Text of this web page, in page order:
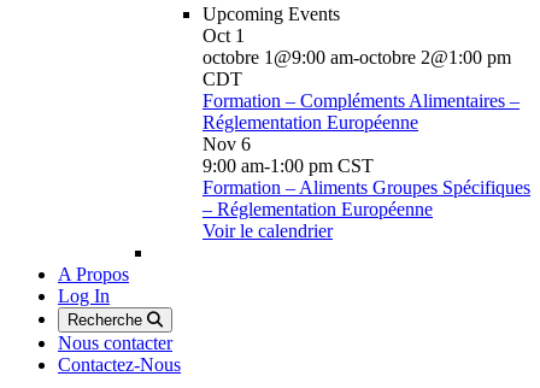
Upcoming Events
Oct 1
octobre 1@9:00 am-octobre 2@1:00 pm
CDT
Formation – Compléments Alimentaires –
Réglementation Européenne
Nov 6
9:00 am-1:00 pm CST
Formation – Aliments Groupes Spécifiques
– Réglementation Européenne
Voir le calendrier
A Propos
Log In
Recherche
Nous contacter
Contactez-Nous